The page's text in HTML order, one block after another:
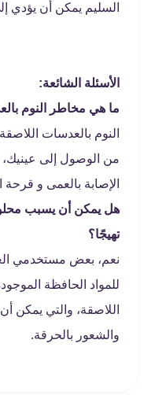
السليم يمكن أن يؤدي
الأسئلة الشائعة:
ما هي مخاطر النوم
النوم بالعدسات
من الوصول إلى
الإصابة بالعمى و قرحة
هل يمكن أن يسبب
تهيجًا؟
نعم، بعض مستخدمي
للمواد الحافظة
اللاصقة، والتي يمكن
والشعور بالحرقة.